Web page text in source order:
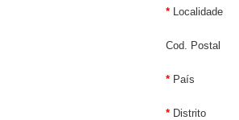
Localidade
Cod. Postal
País
Distrito